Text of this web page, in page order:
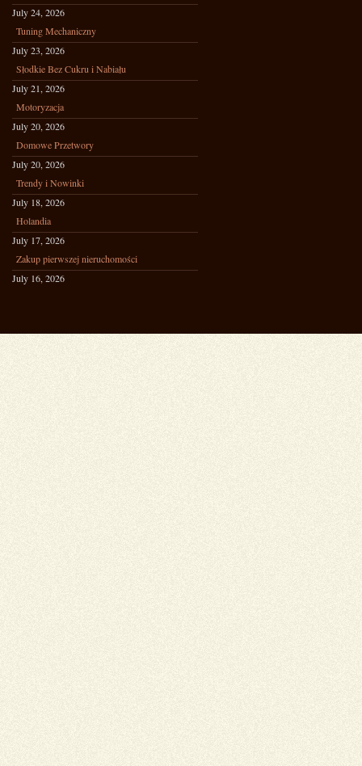
July 24, 2026
Tuning Mechaniczny
July 23, 2026
Słodkie Bez Cukru i Nabiału
July 21, 2026
Motoryzacja
July 20, 2026
Domowe Przetwory
July 20, 2026
Trendy i Nowinki
July 18, 2026
Holandia
July 17, 2026
Zakup pierwszej nieruchomości
July 16, 2026